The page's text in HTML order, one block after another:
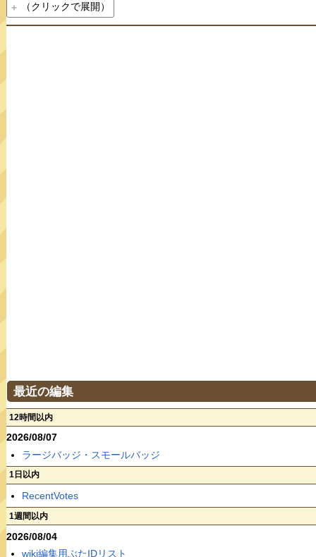
（クリックで展開）
最近の編集
12時間以内
2026/08/07
ラージバッジ・スモールバッジ
1日以内
RecentVotes
1週間以内
2026/08/04
wiki編集用ぶたIDリスト